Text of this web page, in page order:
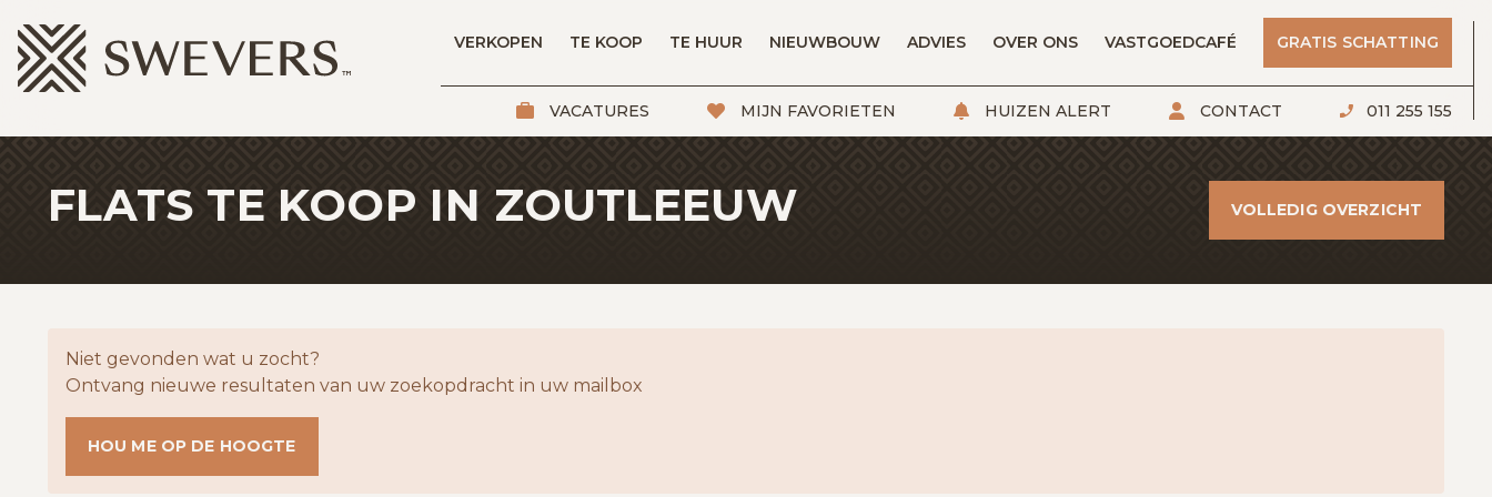
VACATURES MIJN FAVORIETEN HUIZEN ALERT CONTACT 011 255 155
VERKOPEN TE KOOP TE HUUR NIEUWBOUW ADVIES OVER ONS VASTGOEDCAFÉ GRATIS SCHATTING
FLATS TE KOOP IN ZOUTLEEUW VOLLEDIG OVERZICHT
Niet gevonden wat u zocht?
Ontvang nieuwe resultaten van uw zoekopdracht in uw mailbox
HOU ME OP DE HOOGTE